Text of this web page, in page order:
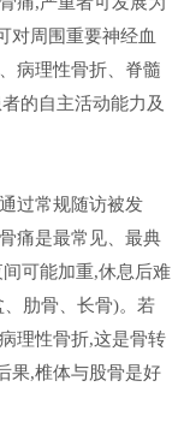
对周围重要神经血
病理性骨折、脊髓
的自主活动能力及
过常规随访被发
痛是最常见、最典
可能加重,休息后难
肋骨、长骨)。若
理性骨折,这是骨转
果,椎体与股骨是好